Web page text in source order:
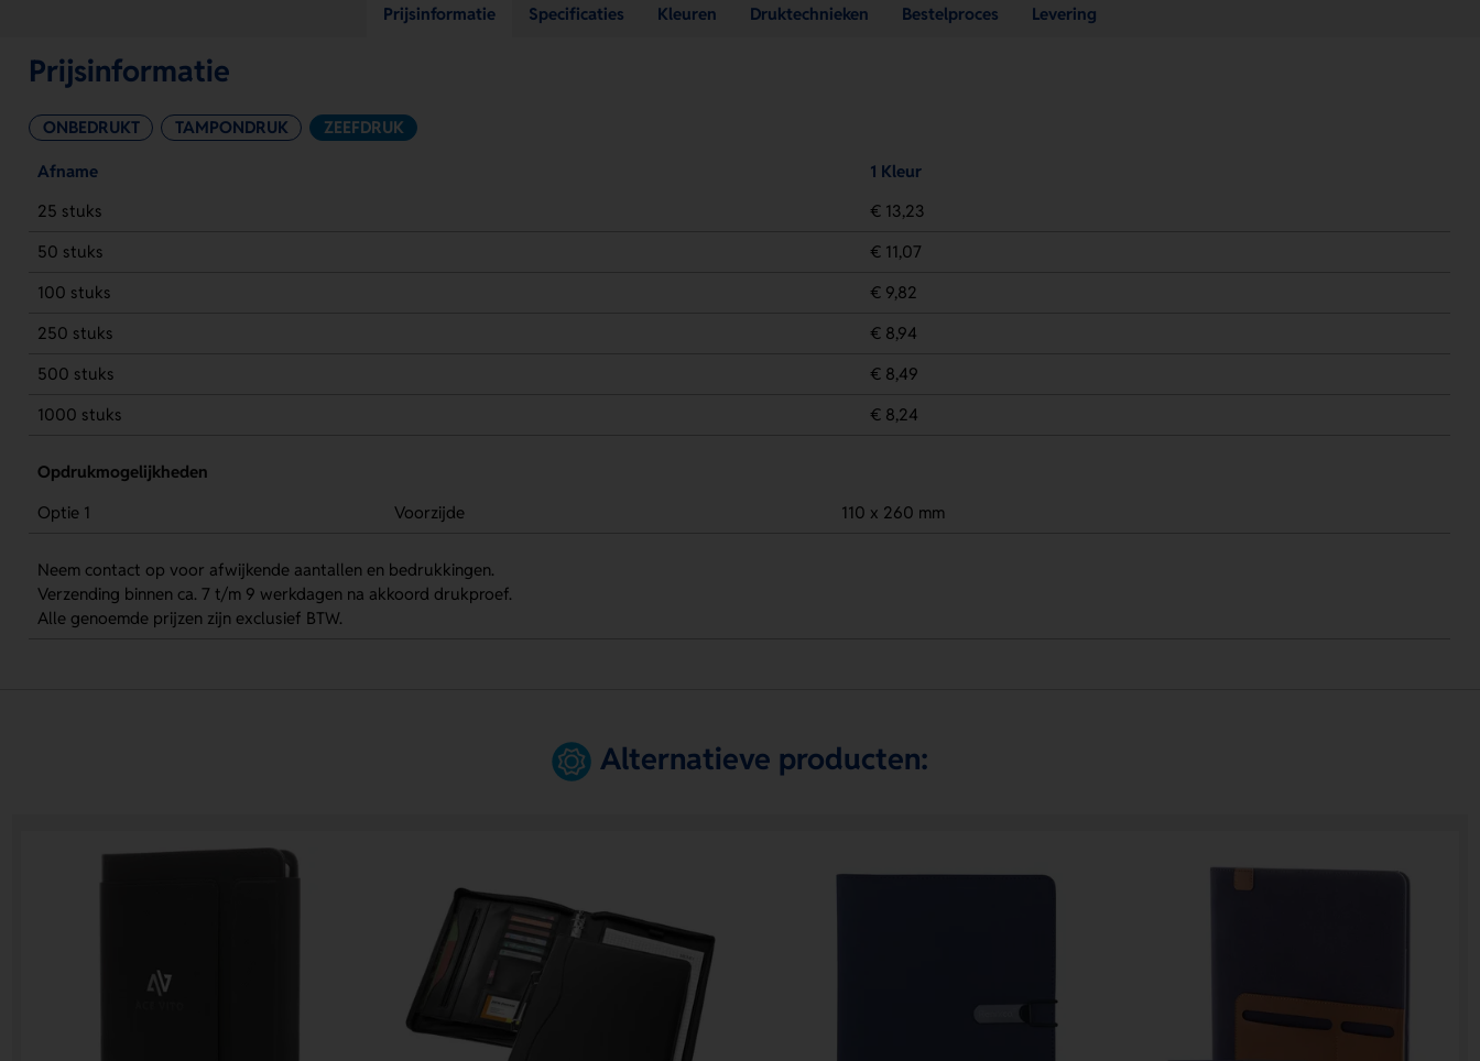
Prijsinformatie Specificaties Kleuren Druktechnieken Bestelproces Levering
Prijsinformatie
ONBEDRUKT TAMPONDRUK ZEEFDRUK
Afname
1 Kleur
25 stuks
€ 13,23
50 stuks
€ 11,07
100 stuks
€ 9,82
250 stuks
€ 8,94
500 stuks
€ 8,49
1000 stuks
€ 8,24
Opdrukmogelijkheden
Optie 1
Voorzijde 110 x 260 mm
Neem contact op voor afwijkende aantallen en bedrukkingen.
Verzending binnen ca. 7 t/m 9 werkdagen na akkoord drukproef.
Alle genoemde prijzen zijn exclusief BTW.
Alternatieve producten: